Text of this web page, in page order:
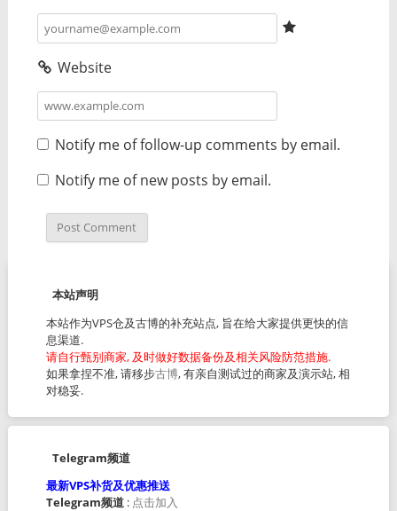
Website
Notify me of follow-up comments by email.
Notify me of new posts by email.
本站声明
本站作为VPS仓及古博的补充站点, 旨在给大家提供更快的信
息渠道.
请自行甄别商家, 及时做好数据备份及相关风险防范措施.
如果拿捏不准, 请移步古博, 有亲自测试过的商家及演示站, 相
对稳妥.
Telegram频道
最新VPS补货及优惠推送
Telegram频道: 点击加入